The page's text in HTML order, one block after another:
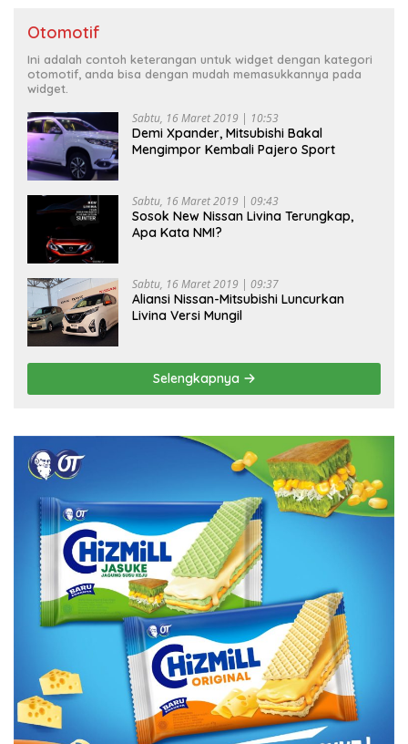
Otomotif
Ini adalah contoh keterangan untuk widget dengan kategori
otomotif, anda bisa dengan mudah memasukkannya pada
widget.
Sabtu, 16 Maret 2019 | 10:53
Demi Xpander, Mitsubishi Bakal
Mengimpor Kembali Pajero Sport
Sabtu, 16 Maret 2019 | 09:43
Sosok New Nissan Livina Terungkap,
Apa Kata NMI?
Sabtu, 16 Maret 2019 | 09:37
Aliansi Nissan-Mitsubishi Luncurkan
Livina Versi Mungil
Selengkapnya